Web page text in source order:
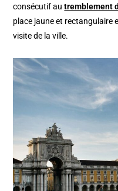
consécutif autremblement
place jaune et rectangulaire
visite de la ville.